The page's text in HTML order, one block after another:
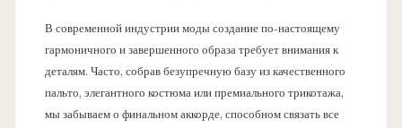
В современной индустрии моды создание по-настоящему
гармоничного и завершенного образа требует внимания к
деталям. Часто, собрав безупречную базу из качественного
пальто, элегантного костюма или премиального трикотажа,
мы забываем о финальном аккорде, способном связать все